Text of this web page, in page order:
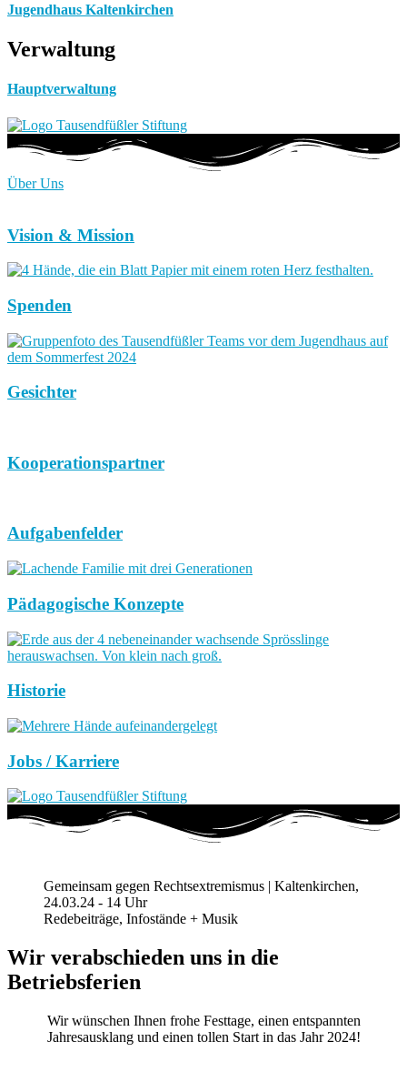
Jugendhaus Kaltenkirchen
Verwaltung
Hauptverwaltung
Über Uns
Vision & Mission
Spenden
Gesichter
Kooperationspartner
Aufgabenfelder
Pädagogische Konzepte
Historie
Jobs / Karriere
Gemeinsam gegen Rechtsextremismus | Kaltenkirchen,
24.03.24 - 14 Uhr
Redebeiträge, Infostände + Musik
Wir verabschieden uns in die
Betriebsferien
Wir wünschen Ihnen frohe Festtage, einen entspannten
Jahresausklang und einen tollen Start in das Jahr 2024!